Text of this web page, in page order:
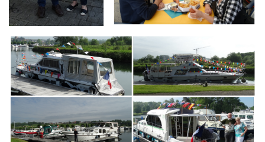
Branding
ARMCHAIR